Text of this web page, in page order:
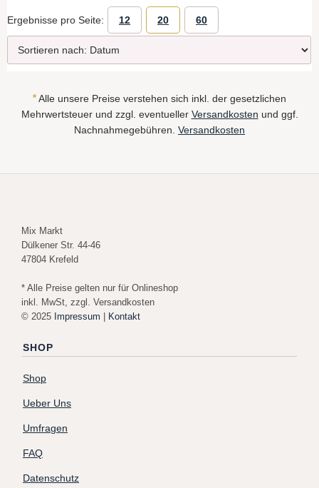
Ergebnisse pro Seite: 12 20 60
* Alle unsere Preise verstehen sich inkl. der gesetzlichen
Mehrwertsteuer und zzgl. eventueller Versandkosten und ggf.
Nachnahmegebühren. Versandkosten
Mix Markt
Dülkener Str. 44-46
47804 Krefeld
* Alle Preise gelten nur für Onlineshop
inkl. MwSt, zzgl. Versandkosten
© 2025 Impressum | Kontakt
SHOP
Shop
Ueber Uns
Umfragen
FAQ
Datenschutz